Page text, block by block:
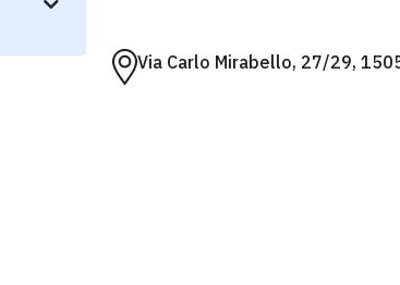
Via Carlo Mirabello, 27/29,